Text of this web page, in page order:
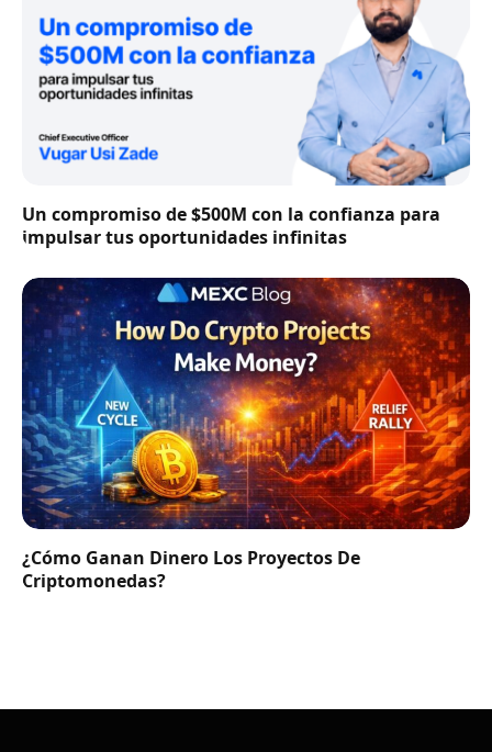
Un compromiso de $500M con la confianza para
impulsar tus oportunidades infinitas
¿Cómo Ganan Dinero Los Proyectos De
Criptomonedas?